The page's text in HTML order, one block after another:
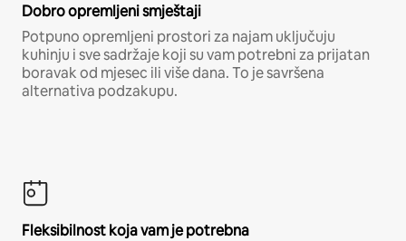
Dobro opremljeni smještaji
Potpuno opremljeni prostori za najam uključuju
kuhinju i sve sadržaje koji su vam potrebni za prijatan
boravak od mjesec ili više dana. To je savršena
alternativa podzakupu.
Fleksibilnost koja vam je potrebna